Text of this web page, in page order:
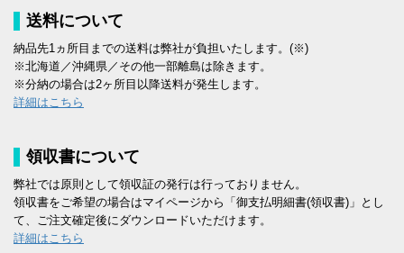
送料について
納品先1ヵ所目までの送料は弊社が負担いたします。(※)
※北海道／沖縄県／その他一部離島は除きます。
※分納の場合は2ヶ所目以降送料が発生します。
詳細はこちら
領収書について
弊社では原則として領収証の発行は行っておりません。
領収書をご希望の場合はマイページから「御支払明細書(領収書)」とし
て、ご注文確定後にダウンロードいただけます。
詳細はこちら